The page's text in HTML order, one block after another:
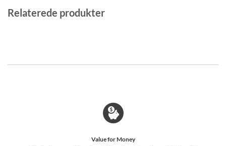
Relaterede produkter
Value for Money